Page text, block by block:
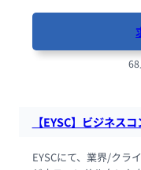
【EYSC】ビジネス
EYSCにて、業界/クラ